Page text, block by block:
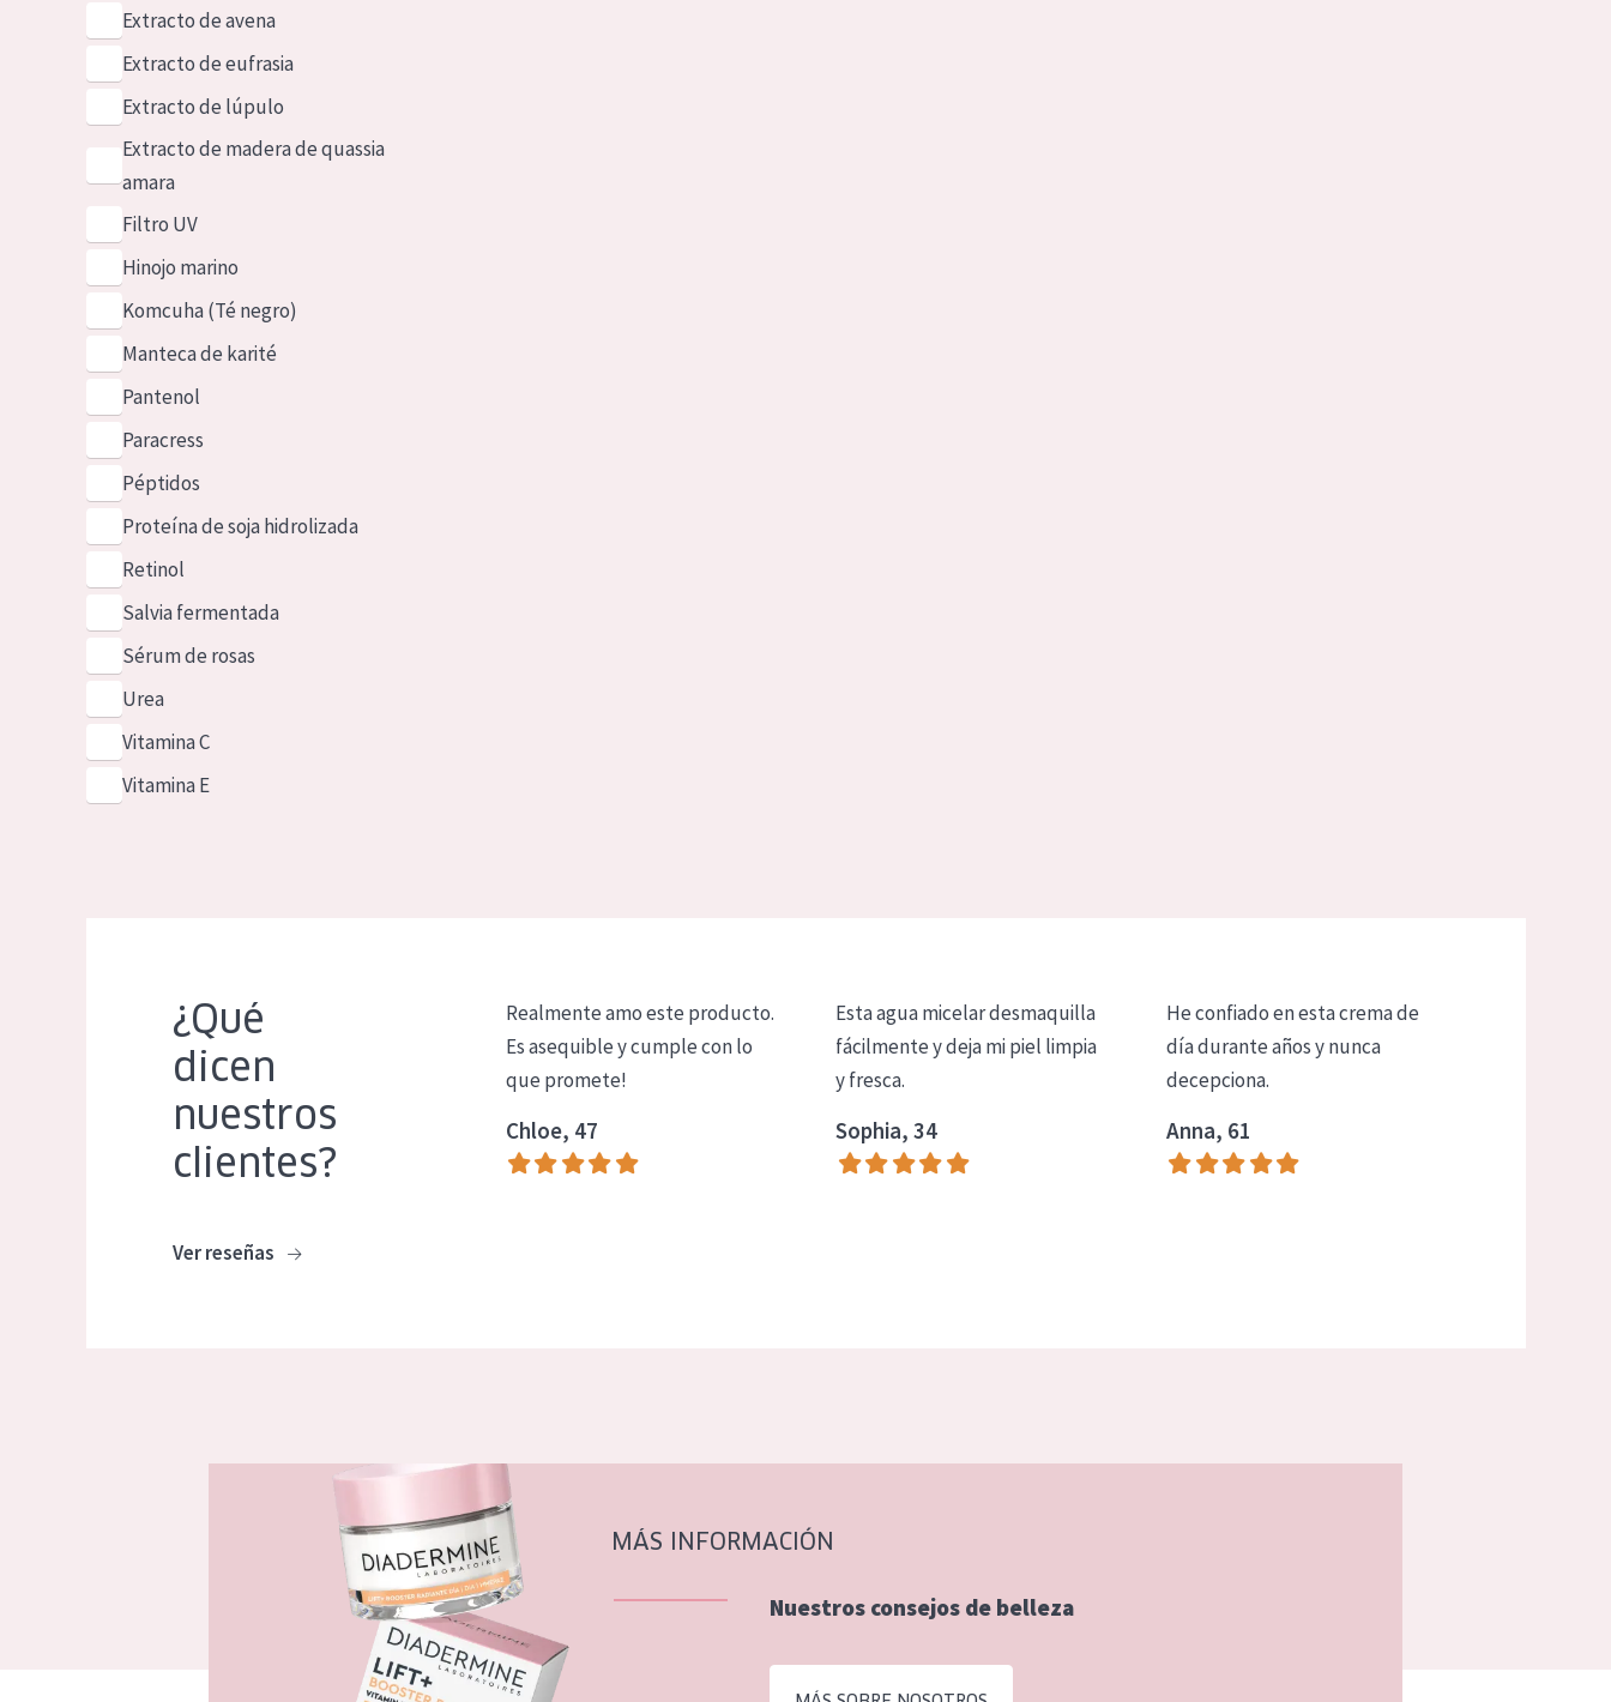
Extracto de avena
Extracto de eufrasia
Extracto de lúpulo
Extracto de madera de quassia
amara
Filtro UV
Hinojo marino
Komcuha (Té negro)
Manteca de karité
Pantenol
Paracress
Péptidos
Proteína de soja hidrolizada
Retinol
Salvia fermentada
Sérum de rosas
Urea
Vitamina C
Vitamina E
¿Qué
dicen
nuestros
clientes?
Ver reseñas
Realmente amo este producto.
Es asequible y cumple con lo
que promete!
Chloe, 47
Esta agua micelar desmaquilla
fácilmente y deja mi piel limpia
y fresca.
Sophia, 34
He confiado en esta crema de
día durante años y nunca
decepciona.
Anna, 61
MÁS INFORMACIÓN
Nuestros consejos de belleza